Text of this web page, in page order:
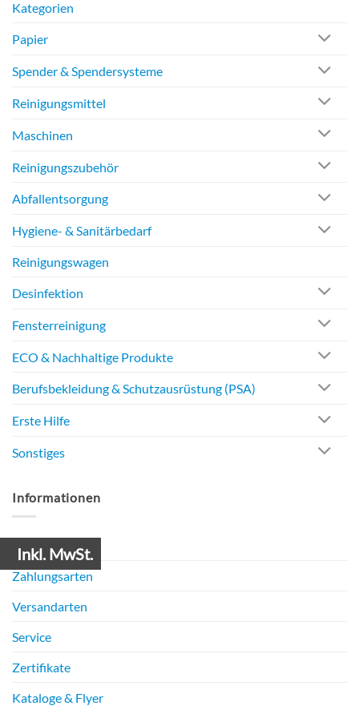
Inkl. MwSt.
Kategorien
Papier
Spender & Spendersysteme
Reinigungsmittel
Maschinen
Reinigungszubehör
Abfallentsorgung
Hygiene- & Sanitärbedarf
Reinigungswagen
Desinfektion
Fensterreinigung
ECO & Nachhaltige Produkte
Berufsbekleidung & Schutzausrüstung (PSA)
Erste Hilfe
Sonstiges
Informationen
Mein Konto
Zahlungsarten
Versandarten
Service
Zertifikate
Kataloge & Flyer